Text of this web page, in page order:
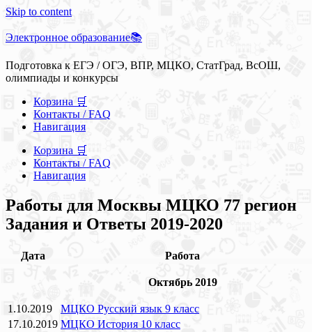
Skip to content
Электронное образование📚
Подготовка к ЕГЭ / ОГЭ, ВПР, МЦКО, СтатГрад, ВсОШ,
олимпиады и конкурсы
Корзина 🛒
Контакты / FAQ
Навигация
Корзина 🛒
Контакты / FAQ
Навигация
Работы для Москвы МЦКО 77 регион
Задания и Ответы 2019-2020
Дата Работа
Октябрь 2019
1.10.2019
МЦКО Русский язык 9 класс
17.10.2019 МЦКО История 10 класс